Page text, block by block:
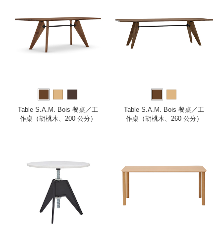
Table S.A.M. Bois 餐桌／工
作桌（胡桃木、200 公分）
Table S.A.M. Bois 餐桌／工
作桌（胡桃木、260 公分）